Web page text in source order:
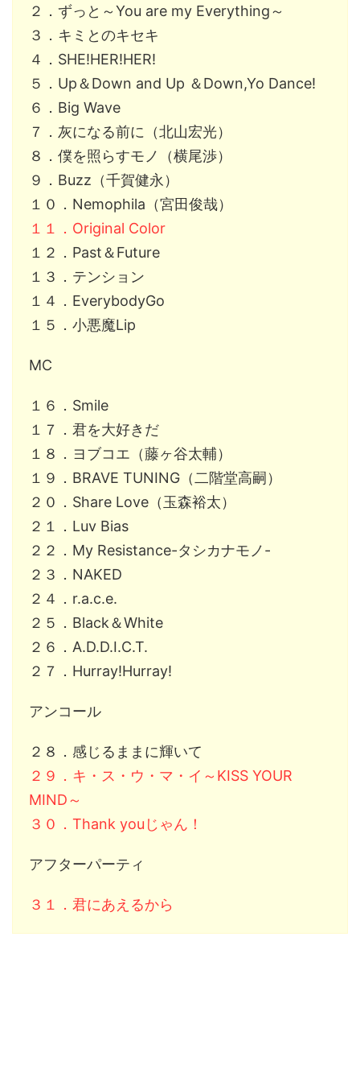
２．ずっと～You are my Everything～
３．キミとのキセキ
４．SHE!HER!HER!
５．Up＆Down and Up ＆Down,Yo Dance!
６．Big Wave
７．灰になる前に（北山宏光）
８．僕を照らすモノ（横尾渉）
９．Buzz（千賀健永）
１０．Nemophila（宮田俊哉）
１１．Original Color
１２．Past＆Future
１３．テンション
１４．EverybodyGo
１５．小悪魔Lip
MC
１６．Smile
１７．君を大好きだ
１８．ヨブコエ（藤ヶ谷太輔）
１９．BRAVE TUNING（二階堂高嗣）
２０．Share Love（玉森裕太）
２１．Luv Bias
２２．My Resistance-タシカナモノ-
２３．NAKED
２４．r.a.c.e.
２５．Black＆White
２６．A.D.D.I.C.T.
２７．Hurray!Hurray!
アンコール
２８．感じるままに輝いて
２９．キ・ス・ウ・マ・イ～KISS YOUR
MIND～
３０．Thank youじゃん！
アフターパーティ
３１．君にあえるから